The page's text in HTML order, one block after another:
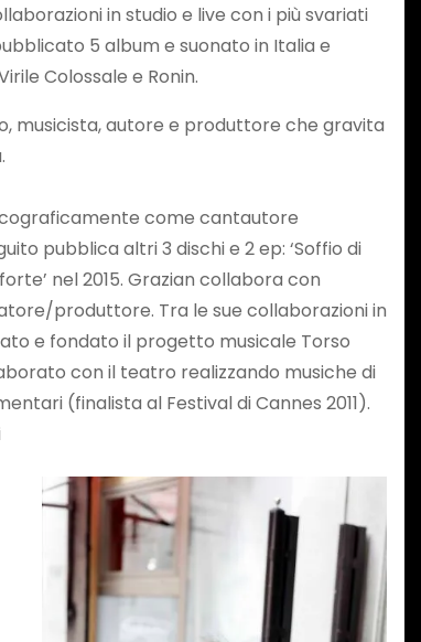
in studio e live con i più svariati
5 album e suonato in Italia e
Colossale e Ronin.
musicista, autore e produttore che gravita
come cantautore
pubblica altri 3 dischi e 2 ep: ‘Soffio di
forte’ nel 2015. Grazian collabora con
produttore. Tra le sue collaborazioni in
e fondato il progetto musicale Torso
con il teatro realizzando musiche di
(finalista al Festival di Cannes 2011).